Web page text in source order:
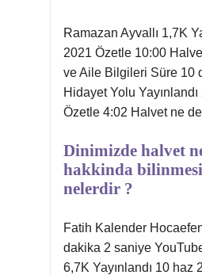
Ramazan Ayvallı 1,7K
2021 Özetle 10:00
ve Aile Bilgileri Süre 10
Hidayet Yolu
Özetle 4:02 Halvet ne
Dinimizde halvet
hakkinda
nelerdir ?
Fatih Kalender
dakika 2 saniye
6,7K Yayınlandı 10 haz